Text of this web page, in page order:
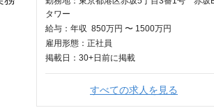
タワー
給与： 年収 850万円 〜 1500万円
雇用形態：正社員
掲載日： 30+日 前に掲載
すべての求人を見る